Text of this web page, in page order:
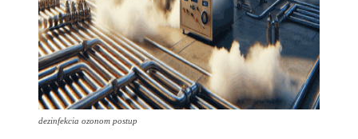
dezinfekcia ozonom postup